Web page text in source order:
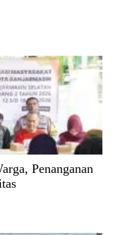
Penanganan